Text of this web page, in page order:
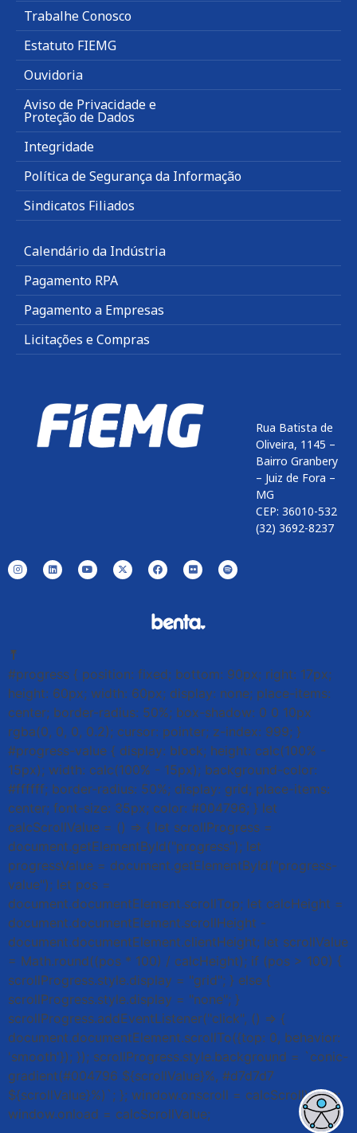
Trabalhe Conosco
Estatuto FIEMG
Ouvidoria
Aviso de Privacidade e
Proteção de Dados
Integridade
Política de Segurança da Informação
Sindicatos Filiados
Calendário da Indústria
Pagamento RPA
Pagamento a Empresas
Licitações e Compras
Rua Batista de
Oliveira, 1145 –
Bairro Granbery
– Juiz de Fora –
MG
CEP: 36010-532
(32) 3692-8237
⤒
#progress { position: fixed; bottom: 90px; right: 17px;
height: 60px; width: 60px; display: none; place-items:
center; border-radius: 50%; box-shadow: 0 0 10px
rgba(0, 0, 0, 0.2); cursor: pointer; z-index: 999; }
#progress-value { display: block; height: calc(100% -
15px); width: calc(100% - 15px); background-color:
#ffffff; border-radius: 50%; display: grid; place-items:
center; font-size: 35px; color: #004796; } let
calcScrollValue = () => { let scrollProgress =
document.getElementById("progress"); let
progressValue = document.getElementById("progress-
value"); let pos =
document.documentElement.scrollTop; let calcHeight =
document.documentElement.scrollHeight -
document.documentElement.clientHeight; let scrollValue
= Math.round((pos * 100) / calcHeight); if (pos > 100) {
scrollProgress.style.display = "grid"; } else {
scrollProgress.style.display = "none"; }
scrollProgress.addEventListener("click", () => {
document.documentElement.scrollTo({top: 0, behavior:
'smooth'}); }); scrollProgress.style.background = `conic-
gradient(#004796 ${scrollValue}%, #d7d7d7
${scrollValue}%)`; }; window.onscroll = calcScrollValue;
window.onload = calcScrollValue;
Enviar btn-02 btn-03